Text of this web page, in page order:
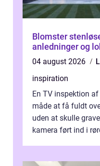
Blomster stenløse
anledninger og
04 august 2026
inspiration
En TV inspektion
måde at få fuldt
uden at skulle
kamera ført ind i